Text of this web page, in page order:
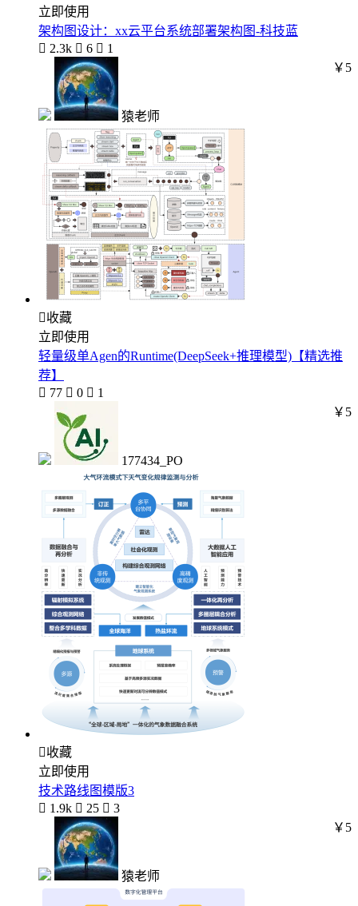
立即使用
架构图设计：xx云平台系统部署架构图-科技蓝
 2.3k  6  1
猿老师
￥5
收藏
立即使用
轻量级单Agen的Runtime(DeepSeek+推理模型)【精选推
荐】
 77  0  1
177434_PO
￥5
收藏
立即使用
技术路线图模版3
 1.9k  25  3
猿老师
￥5